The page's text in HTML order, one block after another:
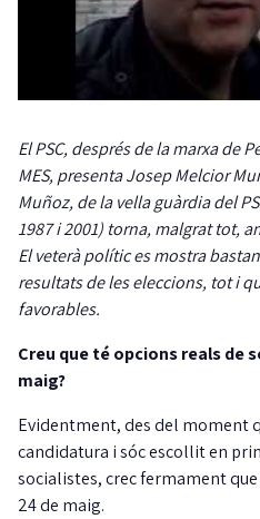
El PSC, després de la marxa de
MES, presenta Josep Melcior
Muñoz, de la vella guàrdia del
1987 i 2001) torna, malgrat tot,
El veterà polític es mostra
resultats de les eleccions, tot i
favorables.
Creu que té opcions reals de
maig?
Evidentment, des del moment
candidatura i sóc escollit en
socialistes, crec fermament
24 de maig.